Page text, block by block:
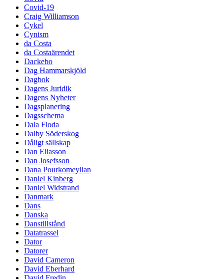
Covid-19
Craig Williamson
Cykel
Cynism
da Costa
da Costaärendet
Dackebo
Dag Hammarskjöld
Dagbok
Dagens Juridik
Dagens Nyheter
Dagsplanering
Dagsschema
Dala Floda
Dalby Söderskog
Dåligt sällskap
Dan Eliasson
Dan Josefsson
Dana Pourkomeylian
Daniel Kinberg
Daniel Widstrand
Danmark
Dans
Danska
Danstillstånd
Datatrassel
Dator
Datorer
David Cameron
David Eberhard